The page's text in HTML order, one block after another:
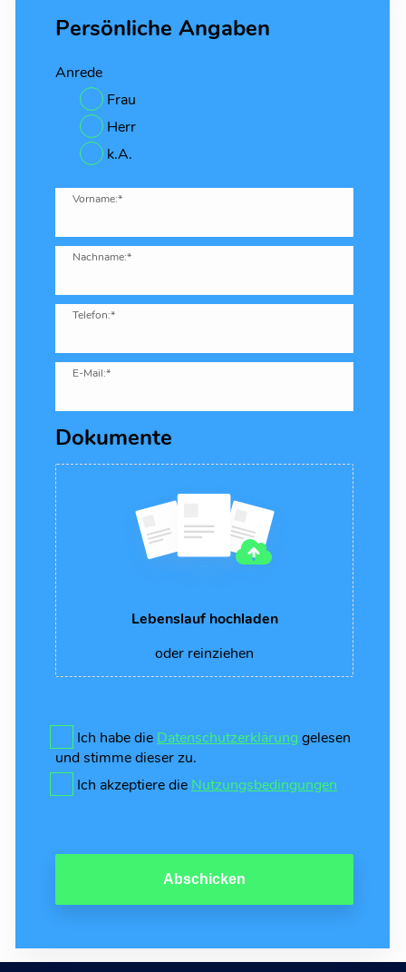
Persönliche Angaben
Anrede
Frau
Herr
k.A.
Vorname:*
Nachname:*
Telefon:*
E-Mail:*
Dokumente
Lebenslauf hochladen
oder reinziehen
Ich habe die Datenschutzerklärunggelesen
und stimme dieser zu.
Ich akzeptiere die Nutzungsbedingungen
Abschicken